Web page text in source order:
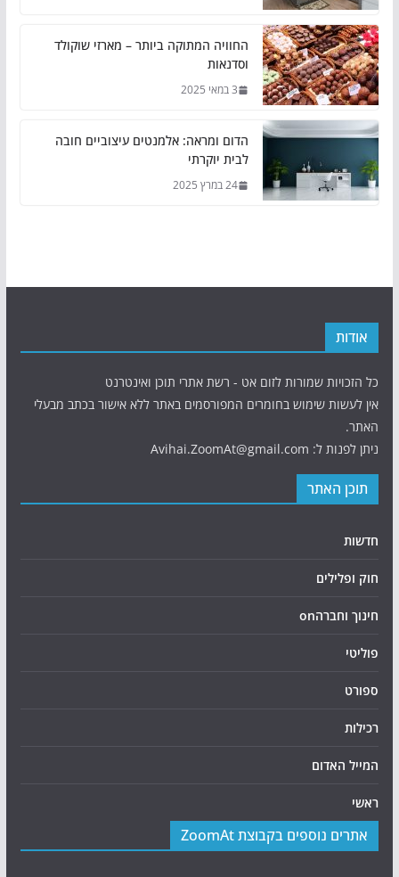
החוויה המתוקה ביותר – מארזי שוקולד
וסדנאות
3 במאי 2025
הדום ומראה: אלמנטים עיצוביים חובה
לבית יוקרתי
24 במרץ 2025
אודות
כל הזכויות שמורות לזום אט - רשת אתרי תוכן ואינטרנט
אין לעשות שימוש בחומרים המפורסמים באתר ללא אישור בכתב מבעלי
האתר.
ניתן לפנות ל: Avihai.ZoomAt@gmail.com
תוכן האתר
חדשות
חוק ופלילים
חינוך וחברהon
פוליטי
ספורט
רכילות
המייל האדום
ראשי
אתרים נוספים בקבוצת ZoomAt